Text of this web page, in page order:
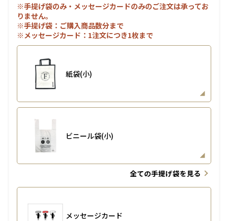
※手提げ袋のみ・メッセージカードのみのご注文は承ってお
りません。
※手提げ袋：ご購入商品数分まで
※メッセージカード：1注文につき1枚まで
紙袋(小)
ビニール袋(小)
全ての手提げ袋を見る
メッセージカード